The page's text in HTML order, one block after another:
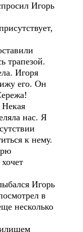
Игорь
трапезой.
Игоря
его. Он
нас. Я
к нему.
Игорь
в
несколько